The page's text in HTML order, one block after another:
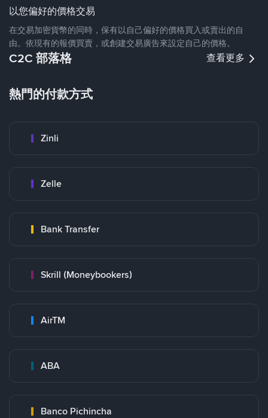
以您偏好的價格交易
在交易加密貨幣的同時，保有以自己偏好的價格買入或賣出的自
由。依現有的報價買賣，或創建交易廣告來設定自己的價格。
C2C 部落格 查看更多
熱門的付款方式
Zinli
Zelle
Bank Transfer
Skrill (Moneybookers)
AirTM
ABA
Banco Pichincha